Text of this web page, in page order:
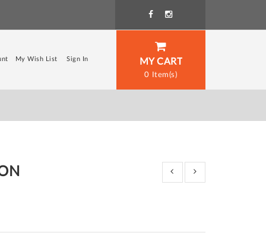
MY CART
0
My Wish List Sign In